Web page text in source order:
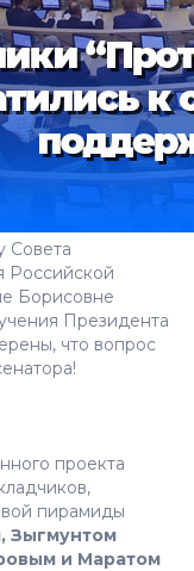
Совета
Российской
Борисовне
Президента
что вопрос
проекта
пирамиды
Зыгмунтом
и Маратом